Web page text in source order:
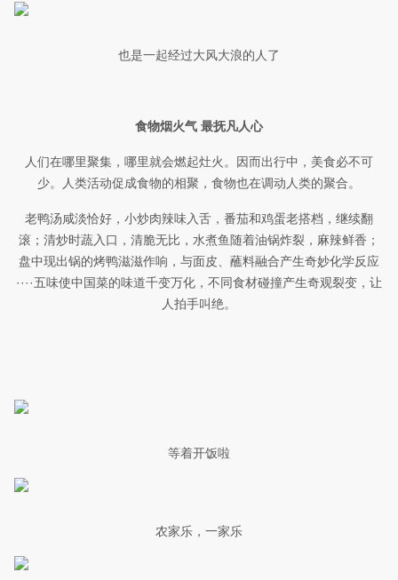
也是一起经过大风大浪的人了
食物烟火气 最抚凡人心
人们在哪里聚集，哪里就会燃起灶火。因而出行中，美食必不可
少。人类活动促成食物的相聚，食物也在调动人类的聚合。
老鸭汤咸淡恰好，小炒肉辣味入舌，番茄和鸡蛋老搭档，继续翻
滚；清炒时蔬入口，清脆无比，水煮鱼随着油锅炸裂，麻辣鲜香；
盘中现出锅的烤鸭滋滋作响，与面皮、蘸料融合产生奇妙化学反应
····五味使中国菜的味道千变万化，不同食材碰撞产生奇观裂变，让
人拍手叫绝。
等着开饭啦
农家乐，一家乐